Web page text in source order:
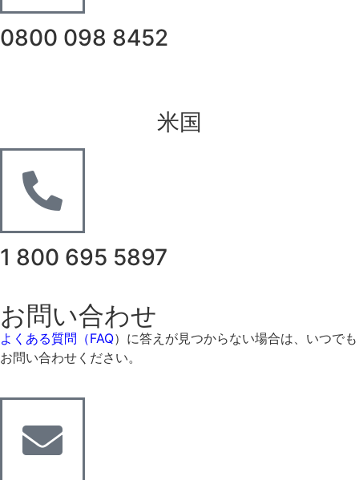
0800 098 8452
米国
1 800 695 5897
お問い合わせ
よくある質問（FAQ）に答えが見つからない場合は、いつでも
お問い合わせください。